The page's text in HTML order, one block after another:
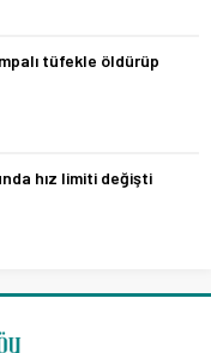
tüfekle öldürüp
hız limiti değişti